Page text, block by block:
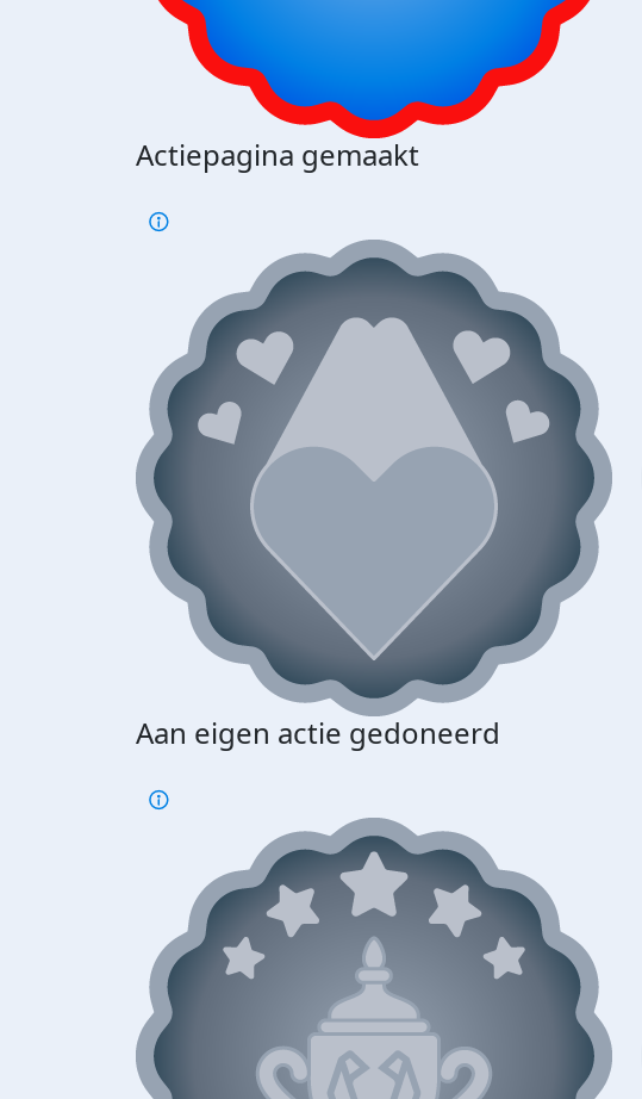
Actiepagina gemaakt
Aan eigen actie gedoneerd